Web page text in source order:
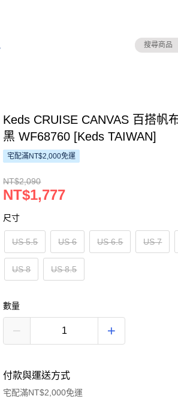
Keds CRUISE CANVAS 百搭帆
黑 WF68760 [Keds TAIWAN]
宅配滿NT$2,000免運
NT$2,090
NT$1,777
尺寸
US 5.5 US 6 US 6.5 US 7
US 8 US 8.5
數量
付款與運送方式
宅配滿NT$2,000免運